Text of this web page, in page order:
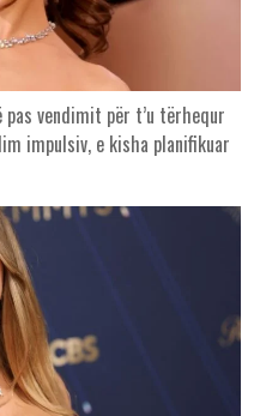
vendimit për t’u tërhequr
impulsiv, e kisha planifikuar